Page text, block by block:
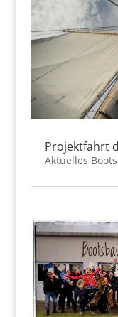
Projektfahrt
Aktuelles